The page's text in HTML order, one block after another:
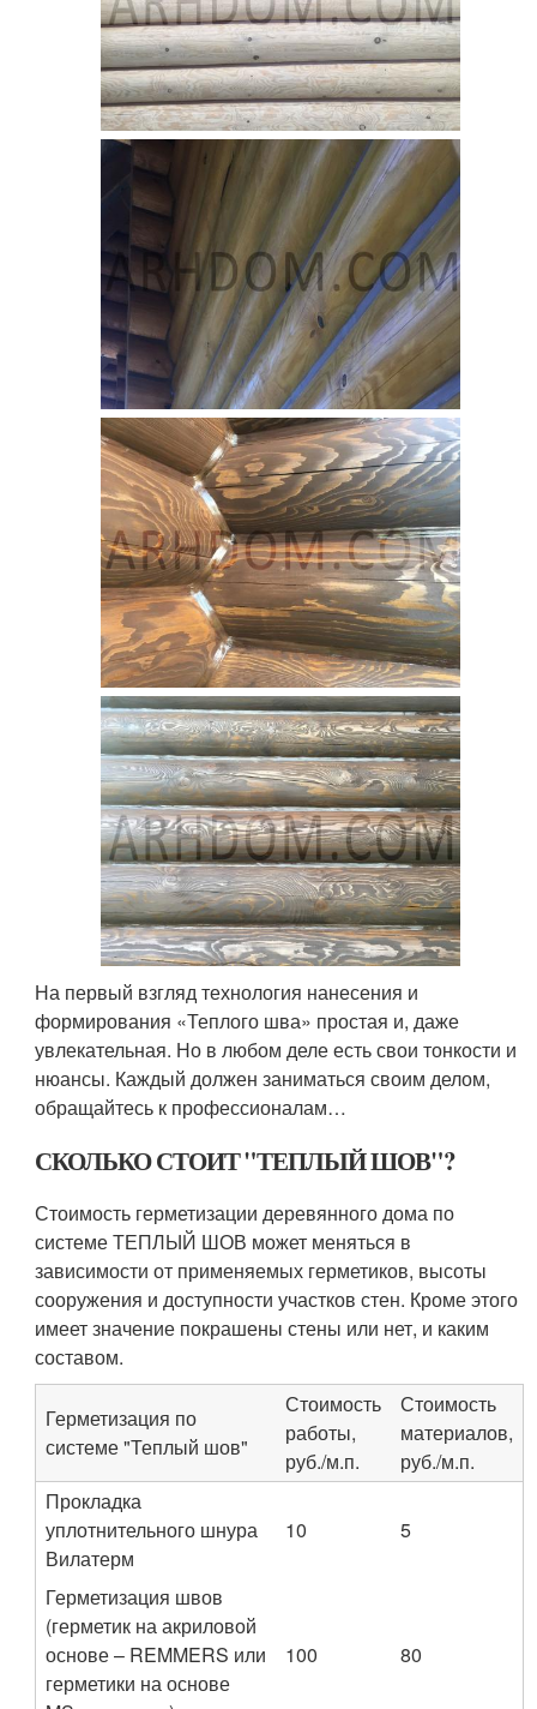
На первый взгляд технология нанесения и
формирования «Теплого шва» простая и, даже
увлекательная. Но в любом деле есть свои тонкости и
нюансы. Каждый должен заниматься своим делом,
обращайтесь к профессионалам…
СКОЛЬКО СТОИТ "ТЕПЛЫЙ ШОВ"?
Стоимость герметизации деревянного дома по
системе ТЕПЛЫЙ ШОВ может меняться в
зависимости от применяемых герметиков, высоты
сооружения и доступности участков стен. Кроме этого
имеет значение покрашены стены или нет, и каким
составом.
Герметизация по
системе "Теплый шов"
Стоимость
работы,
руб./м.п.
Стоимость
материалов,
руб./м.п.
Прокладка
уплотнительного шнура
Вилатерм
10 5
Герметизация швов
(герметик на акриловой
основе – REMMERS или
герметики на основе
100 80